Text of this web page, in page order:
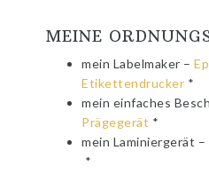
MEINE
mein Labelmaker –
Etikettendrucker *
mein einfaches
Prägegerät *
mein Laminiergerät –
*